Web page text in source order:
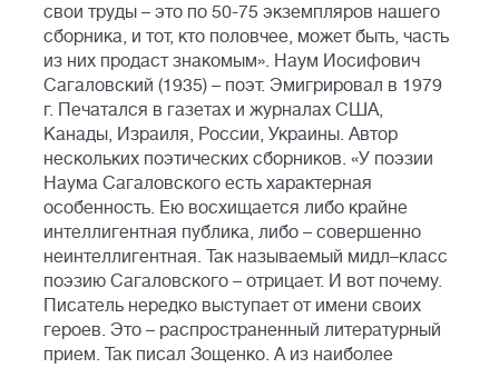
свои труды – это по 50-75 экземпляров нашего
сборника, и тот, кто половчее, может быть, часть
из них продаст знакомым». Наум Иосифович
Сагаловский (1935) – поэт. Эмигрировал в 1979
г. Печатался в газетах и журналах США,
Канады, Израиля, России, Украины. Автор
нескольких поэтических сборников. «У поэзии
Наума Сагаловского есть характерная
особенность. Ею восхищается либо крайне
интеллигентная публика, либо – совершенно
неинтеллигентная. Так называемый мидл–класс
поэзию Сагаловского – отрицает. И вот почему.
Писатель нередко выступает от имени своих
героев. Это – распространенный литературный
прием. Так писал Зощенко. А из наиболее